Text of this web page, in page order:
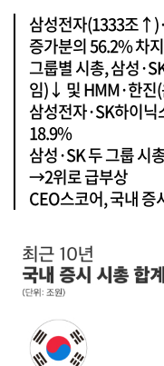
삼성전자(1333조
증가분의 56.2% 차지
그룹별 시총, 삼성
임)↓ 및 HMM·한진
삼성전자·SK하이
18.9%
삼성·SK 두 그룹 시
→2위로 급부상
CEO스코어, 국내 증